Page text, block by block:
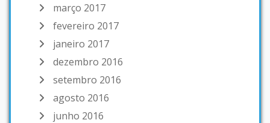
março 2017
fevereiro 2017
janeiro 2017
dezembro 2016
setembro 2016
agosto 2016
junho 2016